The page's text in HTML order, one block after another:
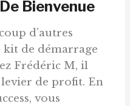
Bienvenue
d’autres
kit de démarrage
Frédéric M, il
de profit. En
vous